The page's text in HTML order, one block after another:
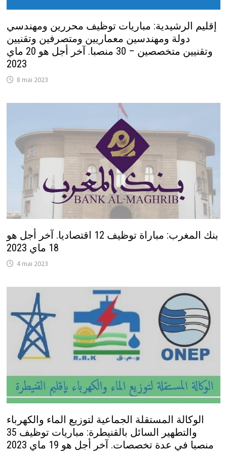
إقليم الرشيدية: مباريات توظيف محررين ومهندسي
دولة ومهندسين معماريين ومتصرفين وتقنيين
وتقنيين متخصصين – 30 منصبا. آخر أجل هو 20 ماي
2023
8 mai 2023
بنك المغرب: مباراة توظيف 12 اقتصاديا. آخر أجل هو
18 ماي 2023
4 mai 2023
الوكالة المستقلة الجماعية لتوزيع الماء والكهرباء
والتطهير السائل بالقنيطرة: مباريات توظيف 35
منصبا في عدة تخصصات. آخر أجل هو 19 ماي 2023